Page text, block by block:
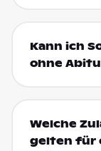
Kann ich
ohne
Welche
gelten für